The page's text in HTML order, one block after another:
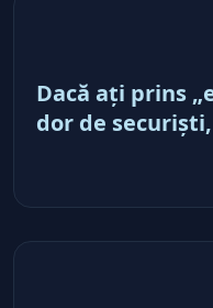
Dacă aţi prins
dor de